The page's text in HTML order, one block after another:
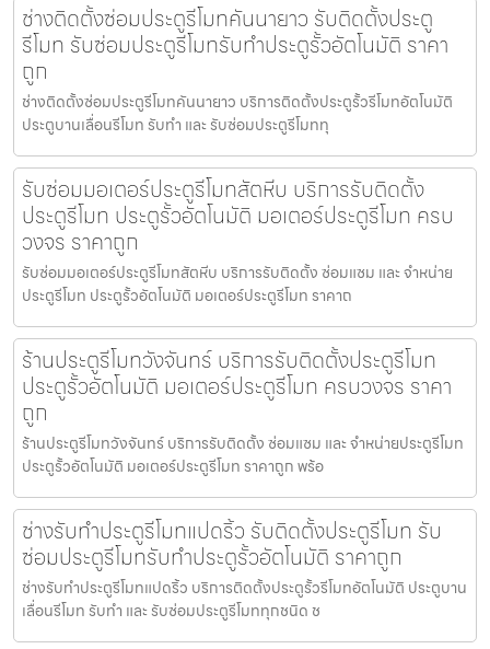
ช่างติดตั้งซ่อมประตูรีโมทคันนายาว รับติดตั้งประตู
รีโมท รับซ่อมประตูรีโมทรับทำประตูรั้วอัตโนมัติ ราคา
ถูก
ช่างติดตั้งซ่อมประตูรีโมทคันนายาว บริการติดตั้งประตูรั้วรีโมทอัตโนมัติ
ประตูบานเลื่อนรีโมท รับทำ และ รับซ่อมประตูรีโมททุ
รับซ่อมมอเตอร์ประตูรีโมทสัตหีบ บริการรับติดตั้ง
ประตูรีโมท ประตูรั้วอัตโนมัติ มอเตอร์ประตูรีโมท ครบ
วงจร ราคาถูก
รับซ่อมมอเตอร์ประตูรีโมทสัตหีบ บริการรับติดตั้ง ซ่อมแซม และ จำหน่าย
ประตูรีโมท ประตูรั้วอัตโนมัติ มอเตอร์ประตูรีโมท ราคาถ
ร้านประตูรีโมทวังจันทร์ บริการรับติดตั้งประตูรีโมท
ประตูรั้วอัตโนมัติ มอเตอร์ประตูรีโมท ครบวงจร ราคา
ถูก
ร้านประตูรีโมทวังจันทร์ บริการรับติดตั้ง ซ่อมแซม และ จำหน่ายประตูรีโมท
ประตูรั้วอัตโนมัติ มอเตอร์ประตูรีโมท ราคาถูก พร้อ
ช่างรับทำประตูรีโมทแปดริ้ว รับติดตั้งประตูรีโมท รับ
ซ่อมประตูรีโมทรับทำประตูรั้วอัตโนมัติ ราคาถูก
ช่างรับทำประตูรีโมทแปดริ้ว บริการติดตั้งประตูรั้วรีโมทอัตโนมัติ ประตูบาน
เลื่อนรีโมท รับทำ และ รับซ่อมประตูรีโมททุกชนิด ช